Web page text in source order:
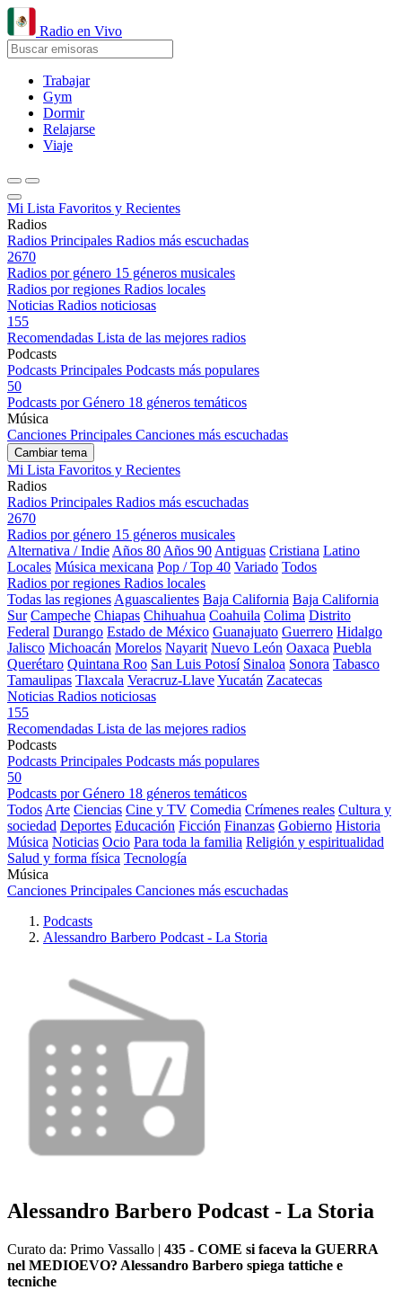
Radio en Vivo
Trabajar
Gym
Dormir
Relajarse
Viaje
Mi Lista Favoritos y Recientes
Radios
Radios Principales Radios más escuchadas
2670
Radios por género 15 géneros musicales
Radios por regiones Radios locales
Noticias Radios noticiosas
155
Recomendadas Lista de las mejores radios
Podcasts
Podcasts Principales Podcasts más populares
50
Podcasts por Género 18 géneros temáticos
Música
Canciones Principales Canciones más escuchadas
Cambiar tema
Mi Lista Favoritos y Recientes
Radios
Radios Principales Radios más escuchadas
2670
Radios por género 15 géneros musicales
Alternativa / Indie Años 80 Años 90 Antiguas Cristiana Latino
Locales Música mexicana Pop / Top 40 Variado Todos
Radios por regiones Radios locales
Todas las regiones Aguascalientes Baja California Baja California
Sur Campeche Chiapas Chihuahua Coahuila Colima Distrito
Federal Durango Estado de México Guanajuato Guerrero Hidalgo
Jalisco Michoacán Morelos Nayarit Nuevo León Oaxaca Puebla
Querétaro Quintana Roo San Luis Potosí Sinaloa Sonora Tabasco
Tamaulipas Tlaxcala Veracruz-LlaveYucatán Zacatecas
Noticias Radios noticiosas
155
Recomendadas Lista de las mejores radios
Podcasts
Podcasts Principales Podcasts más populares
50
Podcasts por Género 18 géneros temáticos
Todos Arte Ciencias Cine y TV Comedia Crímenes reales Cultura y
sociedad Deportes Educación Ficción Finanzas Gobierno Historia
Música Noticias Ocio Para toda la familia Religión y espiritualidad
Salud y forma física Tecnología
Música
Canciones Principales Canciones más escuchadas
Podcasts
Alessandro Barbero Podcast - La Storia
Alessandro Barbero Podcast - La Storia
Curato da: Primo Vassallo | 435 - COME si faceva la GUERRA
nel MEDIOEVO? Alessandro Barbero spiega tattiche e
tecniche